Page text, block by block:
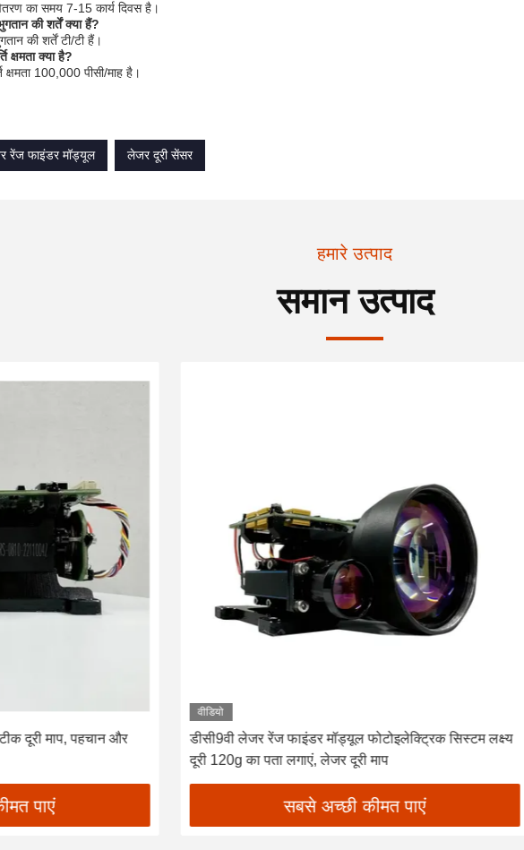
का समय 7-15 कार्य दिवस है।
की शर्तें क्या हैं?
की शर्तें टी/टी हैं।
क्षमता क्या है?
क्षमता 100,000 पीसी/माह है।
रेंज फाइंडर मॉड्यूल लेजर दूरी सेंसर
हमारे उत्पाद
समान उत्पाद
दूरी माप, पहचान और
पाएं
वीडियो
डीसी9वी लेजर रेंज फाइंडर मॉड्यूल फोटोइलेक्ट्रिक सिस्टम लक्ष्य
दूरी 120g का पता लगाएं, लेजर दूरी माप
सबसे अच्छी कीमत पाएं